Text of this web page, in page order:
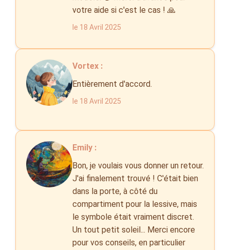
votre aide si c'est le cas ! 🙏
le 18 Avril 2025
Vortex :
Entièrement d'accord.
le 18 Avril 2025
Emily :
Bon, je voulais vous donner un retour.
J'ai finalement trouvé ! C'était bien
dans la porte, à côté du
compartiment pour la lessive, mais
le symbole était vraiment discret.
Un tout petit soleil... Merci encore
pour vos conseils, en particulier